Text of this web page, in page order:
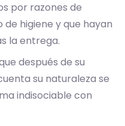
por razones de
higiene y que hayan
la entrega.
después de su
su naturaleza se
indisociable con